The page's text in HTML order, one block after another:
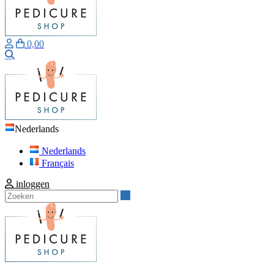
0,00
Nederlands
Nederlands
Français
inloggen